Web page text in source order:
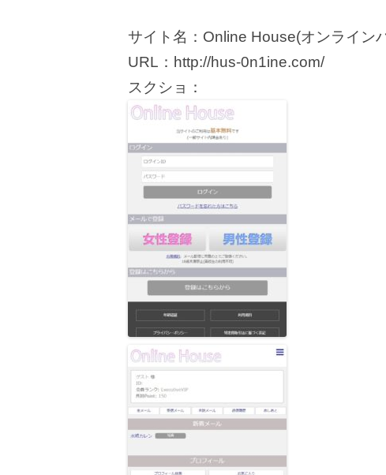
サイト名：Online House(オンライン
URL：http://hus-0n1ine.com/
スクショ：